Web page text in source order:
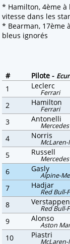
* Hamilton, 4ème à
vitesse dans les
* Bearman, 17ème
bleus ignorés
# Pilote -
1
Leclerc
Ferrari
2
Hamilton
Ferrari
3
Antonelli
Mercedes
4
Norris
5
Russell
Mercedes
6
Gasly
Alpine-
7
Hadjar
Red Bull-
8
Verstappen
Red Bull-
9
Alonso
Aston
10
Piastri